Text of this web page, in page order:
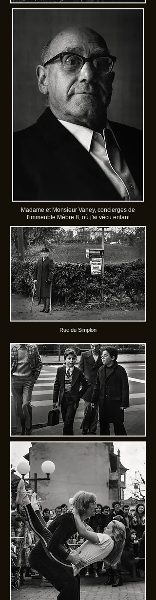
Madame et Monsieur Vaney, concierges de
l'immeuble Mèbre 8, où j'ai vécu enfant
Rue du Simplon